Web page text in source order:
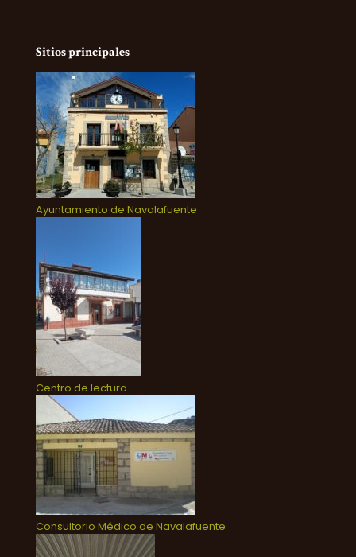
Sitios principales
Ayuntamiento de Navalafuente
Centro de lectura
Consultorio Médico de Navalafuente